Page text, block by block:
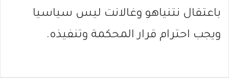
باعتقال نتنياهو وغالانت ليس سياسيا
ويجب احترام قرار المحكمة وتنفيذه.